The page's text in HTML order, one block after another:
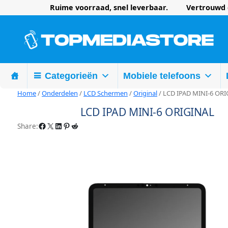
Ruime voorraad, snel leverbaar.
Categorieën Mobiele telefoons
Home/Onderdelen / LCD Schermen /Original/ LCD IPAD MINI-6
LCD IPAD MINI-6 ORIGINAL
Share:Facebook X LinkedIn Pinterest Reddit